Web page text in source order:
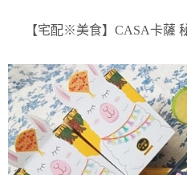
【宅配※美食】CASA卡薩